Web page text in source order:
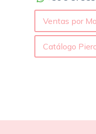
Ventas por
Catálogo